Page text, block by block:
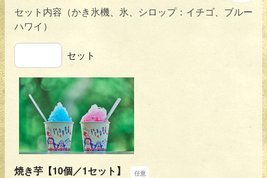
セット内容（かき氷機、氷、シロップ：イチゴ、ブルー
ハワイ）
かき氷セット【10人前/1セット： 2,200円(税込)】
セット
焼き芋【10個／1セット】